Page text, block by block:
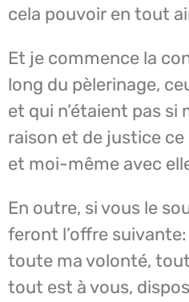
cela pouvoir en tout
Et je commence la
long du pèlerinage,
et qui n’étaient pas
raison et de justice
et moi-même avec
En outre, si vous le
feront l’offre
toute ma volonté, tout
tout est à vous,